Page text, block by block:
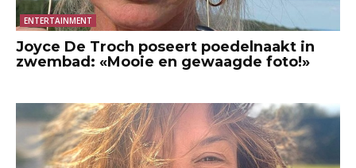
ENTERTAINMENT
Joyce De Troch poseert poedelnaakt in
zwembad: «Mooie en gewaagde foto!»